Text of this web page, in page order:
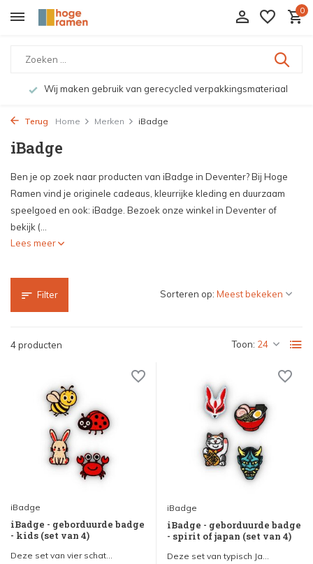
0
Wij maken gebruik van gerecycled verpakkingsmateriaal
Terug Home Merken iBadge
iBadge
Ben je op zoek naar producten van iBadge in Deventer? Bij Hoge
Ramen vind je originele cadeaus, kleurrijke kleding en duurzaam
speelgoed en ook: iBadge. Bezoek onze winkel in Deventer of
bekijk (...
Lees meer
Filter
4 producten Toon:
Sorteren op:
iBadge
iBadge - geborduurde badge
- kids (set van 4)
Deze set van vier schat...
iBadge
iBadge - geborduurde badge
- spirit of japan (set van 4)
Deze set van typisch Ja...